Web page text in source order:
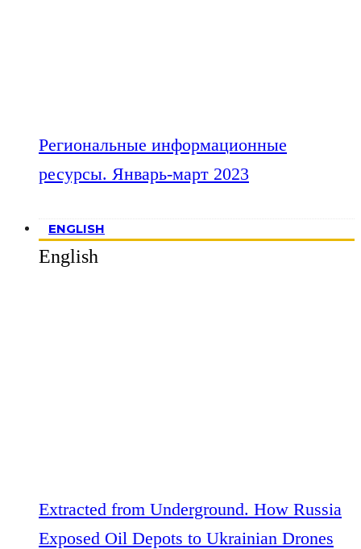
Региональные информационные
ресурсы. Январь-март 2023
ENGLISH
English
Extracted from Underground. How Russia
Exposed Oil Depots to Ukrainian Drones